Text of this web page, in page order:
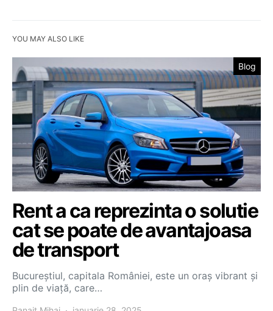
YOU MAY ALSO LIKE
Blog
Rent a ca reprezinta o solutie
cat se poate de avantajoasa
de transport
Bucureștiul, capitala României, este un oraș vibrant și
plin de viață, care…